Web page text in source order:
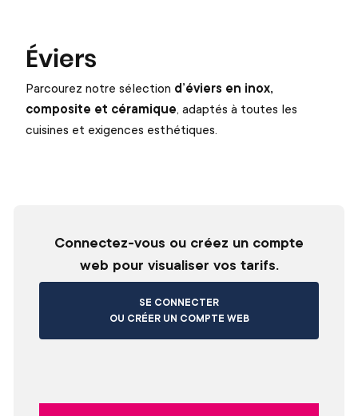
Éviers
Parcourez notre sélection d’éviers en inox,
composite et céramique, adaptés à toutes les
cuisines et exigences esthétiques.
Connectez-vous ou créez un compte
web pour visualiser vos tarifs.
SE CONNECTER
OU CRÉER UN COMPTE WEB